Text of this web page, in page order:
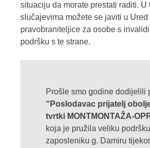
situaciju da morate prestati raditi. U
slučajevima možete se javiti u Ured
pravobraniteljice za osobe s
podršku s te strane.
Prošle smo godine dodijelili
“Poslodavac prijatelj
tvrtki MONTMONTAŽA-
koja je pružila veliku
zaposleniku g. Damiru